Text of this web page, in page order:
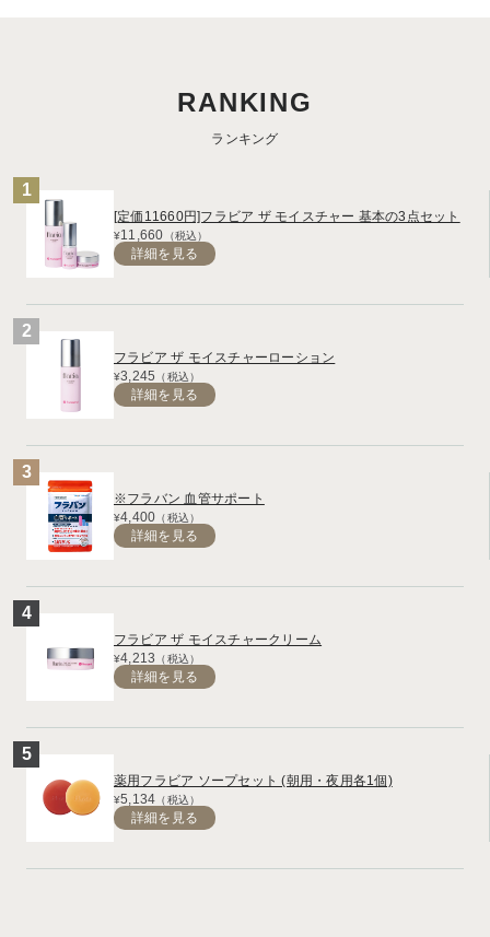
RANKING
ランキング
[定価11660円]フラビア ザ モイスチャー 基本の3点セット
¥11,660 （税込）
詳細を見る
フラビア ザ モイスチャーローション
¥3,245 （税込）
詳細を見る
※フラバン 血管サポート
¥4,400 （税込）
詳細を見る
フラビア ザ モイスチャークリーム
¥4,213 （税込）
詳細を見る
薬用フラビア ソープセット (朝用・夜用各1個)
¥5,134 （税込）
詳細を見る